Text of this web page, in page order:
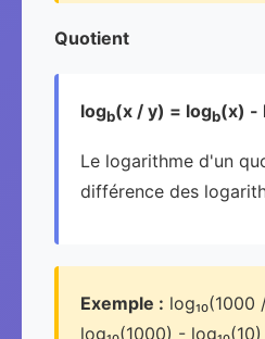
Quotient
logb(x / y) = logb(x) -
Le logarithme d'un
différence des
Exemple : log₁₀(1000
log₁₀(1000) -